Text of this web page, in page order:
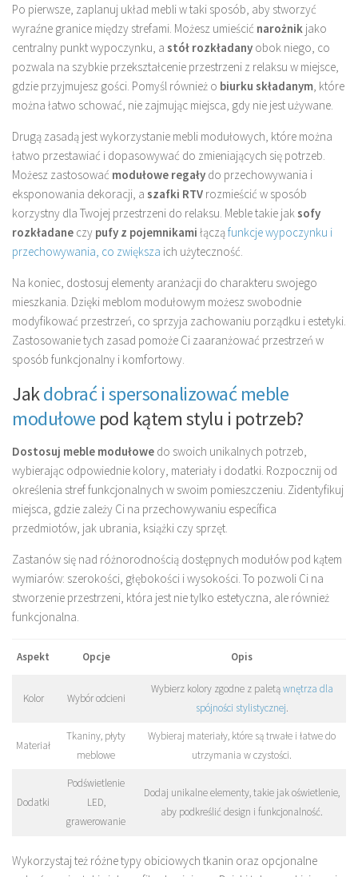
Po pierwsze, zaplanuj układ mebli w taki sposób, aby stworzyć
wyraźne granice między strefami. Możesz umieścić narożnik jako
centralny punkt wypoczynku, a stół rozkładany obok niego, co
pozwala na szybkie przekształcenie przestrzeni z relaksu w miejsce,
gdzie przyjmujesz gości. Pomyśl również o biurku składanym , które
można łatwo schować, nie zajmując miejsca, gdy nie jest używane.
Drugą zasadą jest wykorzystanie mebli modułowych, które można
łatwo przestawiać i dopasowywać do zmieniających się potrzeb.
Możesz zastosować modułowe regały do przechowywania i
eksponowania dekoracji, a szafki RTV rozmieścić w sposób
korzystny dla Twojej przestrzeni do relaksu. Meble takie jak sofy
rozkładane czy pufy z pojemnikami łącząfunkcje wypoczynku i
przechowywania, co zwiększa ich użyteczność.
Na koniec, dostosuj elementy aranżacji do charakteru swojego
mieszkania. Dzięki meblom modułowym możesz swobodnie
modyfikować przestrzeń, co sprzyja zachowaniu porządku i estetyki.
Zastosowanie tych zasad pomoże Ci zaaranżować przestrzeń w
sposób funkcjonalny i komfortowy.
Jakdobrać i spersonalizować meble
modułowe pod kątem stylu i potrzeb?
Dostosuj meble modułowe do swoich unikalnych potrzeb,
wybierając odpowiednie kolory, materiały i dodatki. Rozpocznij od
określenia stref funkcjonalnych w swoim pomieszczeniu. Zidentyfikuj
miejsca, gdzie zależy Ci na przechowywaniu específica
przedmiotów, jak ubrania, książki czy sprzęt.
Zastanów się nad różnorodnością dostępnych modułów pod kątem
wymiarów: szerokości, głębokości i wysokości. To pozwoli Ci na
stworzenie przestrzeni, która jest nie tylko estetyczna, ale również
funkcjonalna.
Aspekt Opcje Opis
Kolor Wybór odcieni
Wybierz kolory zgodne z paletąwnętrza dla
spójności stylistycznej.
Materiał
Tkaniny, płyty
meblowe
Wybieraj materiały, które są trwałe i łatwe do
utrzymania w czystości.
Dodatki
Podświetlenie
LED,
grawerowanie
Dodaj unikalne elementy, takie jak oświetlenie,
aby podkreślić design i funkcjonalność.
Wykorzystaj też różne typy obiciowych tkanin oraz opcjonalne